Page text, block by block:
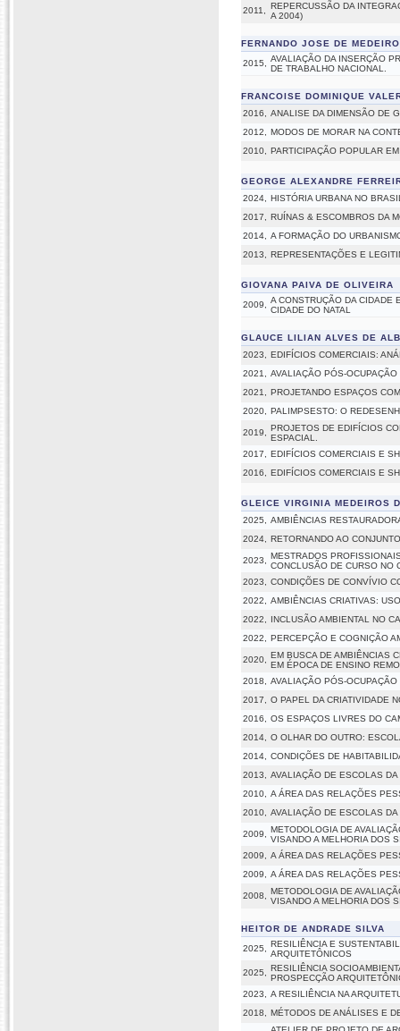
2011,
REPERCUSSÃO DA
A 2004)
FERNANDO JOSE DE
2015,
AVALIAÇÃO DA INSERÇÃO
DE TRABALHO NACIONAL.
FRANCOISE DOMINIQUE
2016,
ANALISE DA DIMENSÃO DE
2012,
MODOS DE MORAR NA
2010,
PARTICIPAÇÃO POPULAR
GEORGE ALEXANDRE
2024,
HISTÓRIA URBANA NO
2017,
RUÍNAS & ESCOMBROS DA
2014,
A FORMAÇÃO DO
2013,
REPRESENTAÇÕES E
GIOVANA PAIVA DE OLIVEIRA
2009,
A CONSTRUÇÃO DA CIDADE
CIDADE DO NATAL
GLAUCE LILIAN ALVES DE
2023,
EDIFÍCIOS COMERCIAIS:
2021,
AVALIAÇÃO PÓS-
2021,
PROJETANDO ESPAÇOS
2020,
PALIMPSESTO: O
2019,
PROJETOS DE EDIFÍCIOS
ESPACIAL.
2017,
EDIFÍCIOS COMERCIAIS E
2016,
EDIFÍCIOS COMERCIAIS E
GLEICE VIRGINIA MEDEIROS
2025,
AMBIÊNCIAS
2024,
RETORNANDO AO
2023,
MESTRADOS
CONCLUSÃO DE CURSO NO
2023,
CONDIÇÕES DE CONVÍVIO
2022,
AMBIÊNCIAS CRIATIVAS:
2022,
INCLUSÃO AMBIENTAL NO
2022,
PERCEPÇÃO E COGNIÇÃO
2020,
EM BUSCA DE AMBIÊNCIAS
EM ÉPOCA DE ENSINO
2018,
AVALIAÇÃO PÓS-
2017,
O PAPEL DA CRIATIVIDADE
2016,
OS ESPAÇOS LIVRES DO
2014,
O OLHAR DO OUTRO:
2014,
CONDIÇÕES DE
2013,
AVALIAÇÃO DE ESCOLAS
2010,
A ÁREA DAS RELAÇÕES
2010,
AVALIAÇÃO DE ESCOLAS
2009,
METODOLOGIA DE
VISANDO A MELHORIA DOS
2009,
A ÁREA DAS RELAÇÕES
2009,
A ÁREA DAS RELAÇÕES
2008,
METODOLOGIA DE
VISANDO A MELHORIA DOS
HEITOR DE ANDRADE SILVA
2025,
RESILIÊNCIA E
ARQUITETÔNICOS
2025,
RESILIÊNCIA
PROSPECÇÃO
2023,
A RESILIÊNCIA NA
2018,
MÉTODOS DE ANÁLISES E